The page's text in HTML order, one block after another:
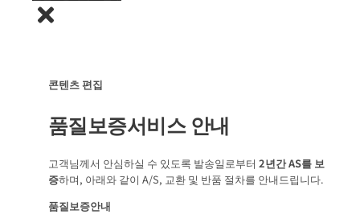
콘텐츠 편집
품질보증서비스 안내
고객님께서 안심하실 수 있도록 발송일로부터 2년간 AS를 보
증하며, 아래와 같이 A/S, 교환 및 반품 절차를 안내드립니다.
품질보증안내